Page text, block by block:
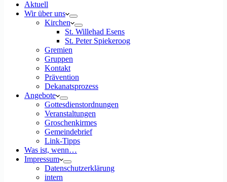
Aktuell
Wir über uns
Kirchen
St. Willehad Esens
St. Peter Spiekeroog
Gremien
Gruppen
Kontakt
Prävention
Dekanatsprozess
Angebote
Gottesdienstordnungen
Veranstaltungen
Groschenkirmes
Gemeindebrief
Link-Tipps
Was ist, wenn…
Impressum
Datenschutzerklärung
intern